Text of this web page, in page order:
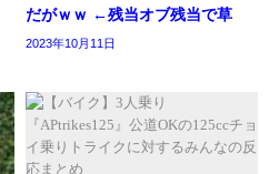
だがｗｗ ←残当オブ残当で草
2023年10月11日